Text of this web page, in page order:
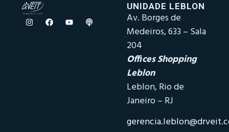
UNIDADE LEBLON
Av. Borges de
Medeiros, 633 – Sala
204
Offices Shopping
Leblon
Leblon, Rio de
Janeiro – RJ